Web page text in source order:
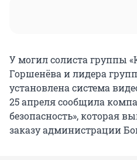
У могил солиста группы
Горшенёва и лидера
установлена система
25 апреля сообщила
безопасность», которая
заказу администрации